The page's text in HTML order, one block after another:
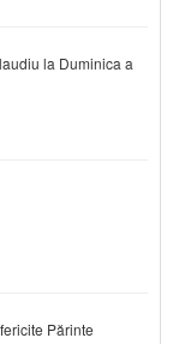
la Duminica a
Părinte